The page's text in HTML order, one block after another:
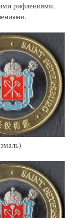
рифлениями,